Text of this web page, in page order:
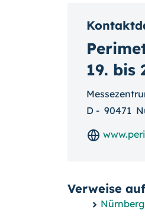
19. bis
D - 90471
Verweise